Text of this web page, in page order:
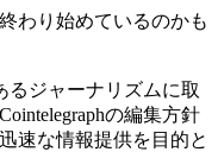
わり始めているのかも
るジャーナリズムに取
の編集方針
速な情報提供を目的と